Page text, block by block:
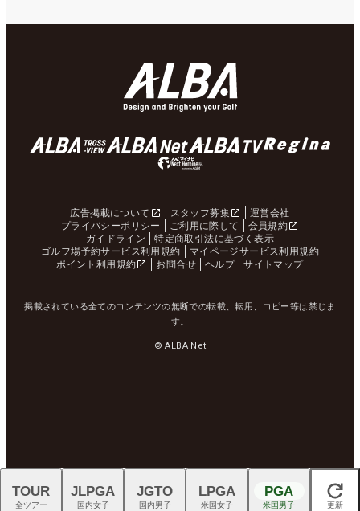
広告掲載について スタッフ募集
運営会社
プライバシーポリシー
ご利用に際して
会員規約
ガイドライン
特定商取引法に基づく表示
ゴルフ場予約サービス利用規約
マイページサービス利用規約
ポイント利用規約
お問合せ ヘルプ サイトマップ
掲載されている全てのコンテンツの無断での転載、転用、コピー等は禁じま
す。
© ALBA Net
閉じる
TOUR
全ツアー
JLPGA
国内女子
JGTO
国内男子
LPGA
米国女子
PGA
米国男子 更新